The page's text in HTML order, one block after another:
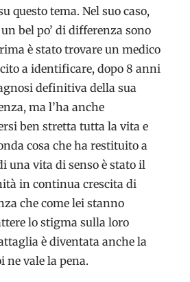
questo tema. Nel suo caso,
bel po’ di differenza sono
è stato trovare un medico
a identificare, dopo 8 anni
definitiva della sua
ma l’ha anche
ben stretta tutta la vita e
cosa che ha restituito a
una vita di senso è stato il
in continua crescita di
che come lei stanno
lo stigma sulla loro
è diventata anche la
ne vale la pena.